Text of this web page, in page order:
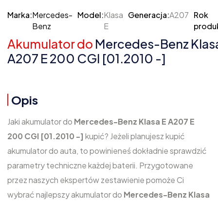
Marka:Mercedes-
Benz
Model:Klasa
E
Generacja:A207 Rok
Akumulator do Mercedes-Benz
A207 E 200 CGI [01.2010 -]
Opis
Jaki akumulator do Mercedes-Benz Klasa E A207 E
200 CGI [01.2010 -] kupić? Jeżeli planujesz kupić
akumulator do auta, to powinieneś dokładnie sprawdzić
parametry techniczne każdej baterii. Przygotowane
przez naszych ekspertów zestawienie pomoże Ci
wybrać najlepszy akumulator do Mercedes-Benz Klasa